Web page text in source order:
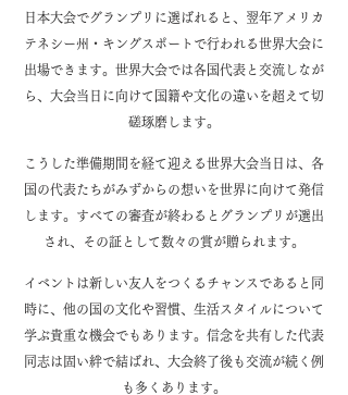
日本大会でグランプリに選ばれると、翌年アメリカ
テネシー州・キングスポートで行われる世界大会に
出場できます。世界大会では各国代表と交流しなが
ら、大会当日に向けて国籍や文化の違いを超えて切
磋琢磨します。
こうした準備期間を経て迎える世界大会当日は、各
国の代表たちがみずからの想いを世界に向けて発信
します。すべての審査が終わるとグランプリが選出
され、その証として数々の賞が贈られます。
イベントは新しい友人をつくるチャンスであると同
時に、他の国の文化や習慣、生活スタイルについて
学ぶ貴重な機会でもあります。信念を共有した代表
同志は固い絆で結ばれ、大会終了後も交流が続く例
も多くあります。